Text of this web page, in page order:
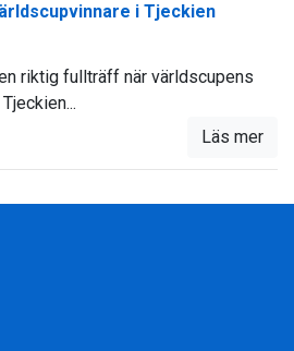
i Tjeckien
riktig fullträff när världscupens
Läs mer